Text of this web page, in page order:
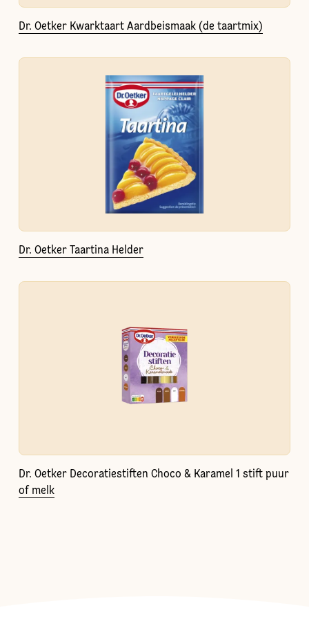
Dr. Oetker Kwarktaart Aardbeismaak (de taartmix)
Dr. Oetker Taartina Helder
Dr. Oetker Decoratiestiften Choco & Karamel 1 stift puur
of melk